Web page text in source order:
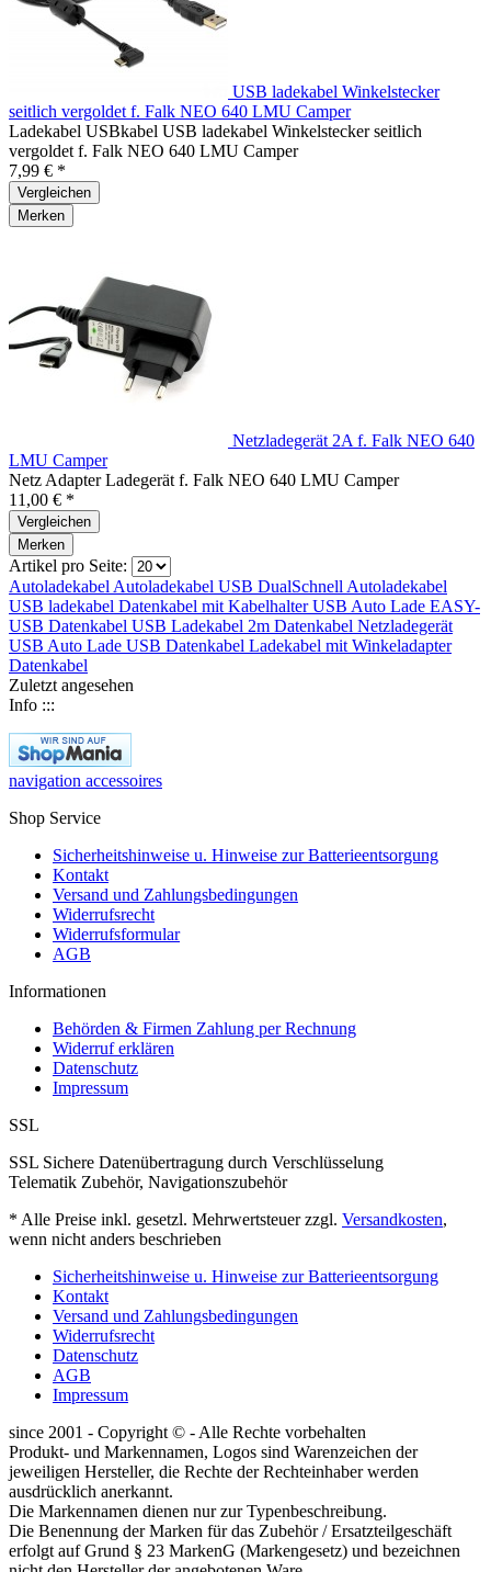
USB ladekabel Winkelstecker
seitlich vergoldet f. Falk NEO 640 LMU Camper
Ladekabel USBkabel USB ladekabel Winkelstecker seitlich
vergoldet f. Falk NEO 640 LMU Camper
7,99 € *
Vergleichen
Merken
Netzladegerät 2A f. Falk NEO 640
LMU Camper
Netz Adapter Ladegerät f. Falk NEO 640 LMU Camper
11,00 € *
Vergleichen
Merken
Artikel pro Seite:
Autoladekabel Autoladekabel USB DualSchnell Autoladekabel
USB ladekabel Datenkabel mit KabelhalterUSB Auto Lade EASY-
USB Datenkabel USB Ladekabel 2m Datenkabel Netzladegerät
USB Auto Lade USB Datenkabel Ladekabel mit Winkeladapter
Datenkabel
Zuletzt angesehen
Info :::
navigation accessoires
Shop Service
Sicherheitshinweise u. Hinweise zur Batterieentsorgung
Kontakt
Versand und Zahlungsbedingungen
Widerrufsrecht
Widerrufsformular
AGB
Informationen
Behörden & Firmen Zahlung per Rechnung
Widerruf erklären
Datenschutz
Impressum
SSL
SSL Sichere Datenübertragung durch Verschlüsselung
Telematik Zubehör, Navigationszubehör
* Alle Preise inkl. gesetzl. Mehrwertsteuer zzgl. Versandkosten,
wenn nicht anders beschrieben
Sicherheitshinweise u. Hinweise zur Batterieentsorgung
Kontakt
Versand und Zahlungsbedingungen
Widerrufsrecht
Datenschutz
AGB
Impressum
since 2001 - Copyright © - Alle Rechte vorbehalten
Produkt- und Markennamen, Logos sind Warenzeichen der
jeweiligen Hersteller, die Rechte der Rechteinhaber werden
ausdrücklich anerkannt.
Die Markennamen dienen nur zur Typenbeschreibung.
Die Benennung der Marken für das Zubehör / Ersatzteilgeschäft
erfolgt auf Grund § 23 MarkenG (Markengesetz) und bezeichnen